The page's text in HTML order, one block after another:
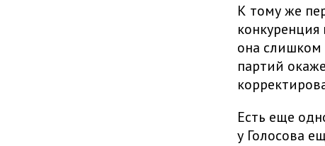
К тому же
конкуренция
она слишком
партий
Есть еще
у Голосова